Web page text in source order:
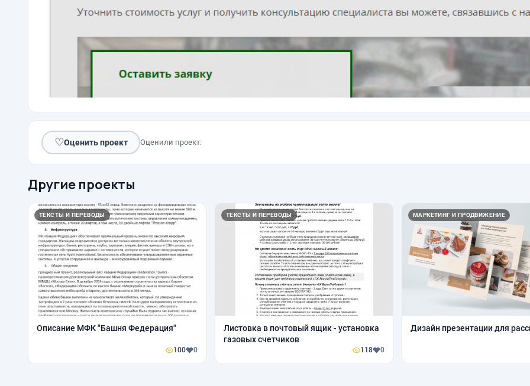
♡Оценить проект Оценили проект:
Другие проекты
ТЕКСТЫ И ПЕРЕВОДЫ
Описание МФК "Башня Федерация"
100 0
ТЕКСТЫ И ПЕРЕВОДЫ
Листовка в почтовый ящик - установка
газовых счетчиков
118 0
МАРКЕТИНГ И ПРОДВИЖЕНИЕ
Дизайн презентации для